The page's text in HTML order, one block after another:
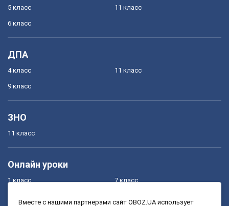
5 класс
6 класс
11 класс
ДПА
4 класс
9 класс
11 класс
ЗНО
11 класс
Онлайн уроки
1 класс 7 класс
Вместе с нашими партнерами сайт OBOZ.UA использует